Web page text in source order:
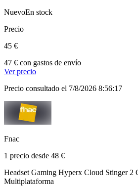
NuevoEn stock
Precio
45 €
47 € con gastos de envío
Ver precio
Precio consultado el 7/8/2026 8:56:17
Fnac
1 precio desde 48 €
Headset Gaming Hyperx Cloud Stinger 2
Multiplataforma